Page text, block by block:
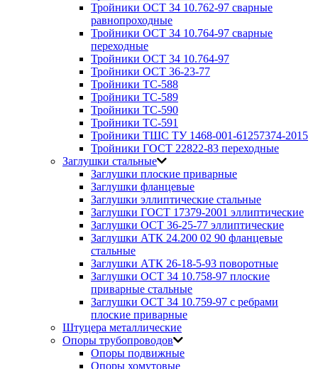
Тройники ОСТ 34 10.762-97 сварные
равнопроходные
Тройники ОСТ 34 10.764-97 сварные
переходные
Тройники ОСТ 34 10.764-97
Тройники ОСТ 36-23-77
Тройники ТС-588
Тройники ТС-589
Тройники ТС-590
Тройники ТС-591
Тройники ТШС ТУ 1468-001-61257374-2015
Тройники ГОСТ 22822-83 переходные
Заглушки стальные
Заглушки плоские приварные
Заглушки фланцевые
Заглушки эллиптические стальные
Заглушки ГОСТ 17379-2001 эллиптические
Заглушки ОСТ 36-25-77 эллиптические
Заглушки АТК 24.200 02 90 фланцевые
стальные
Заглушки АТК 26-18-5-93 поворотные
Заглушки ОСТ 34 10.758-97 плоские
приварные стальные
Заглушки ОСТ 34 10.759-97 с ребрами
плоские приварные
Штуцера металлические
Опоры трубопроводов
Опоры подвижные
Опоры хомутовые